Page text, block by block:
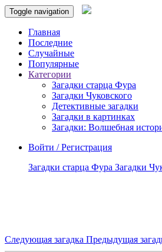
Toggle navigation
Главная
Последние
Случайные
Популярные
Категории
Загадки старца Фура
Загадки Чуковского
Детективные загадки
Загадки в картинках
Загадки: Волшебная
Войти / Регистрация
Загадки старца Фура Загадки
Следующая загадка Предыдущая